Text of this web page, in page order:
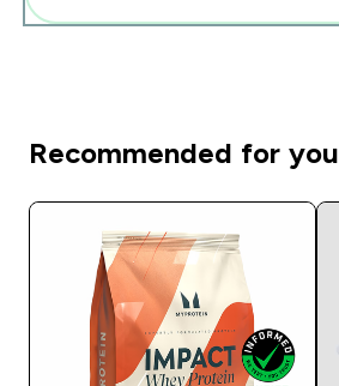
Recommended for you